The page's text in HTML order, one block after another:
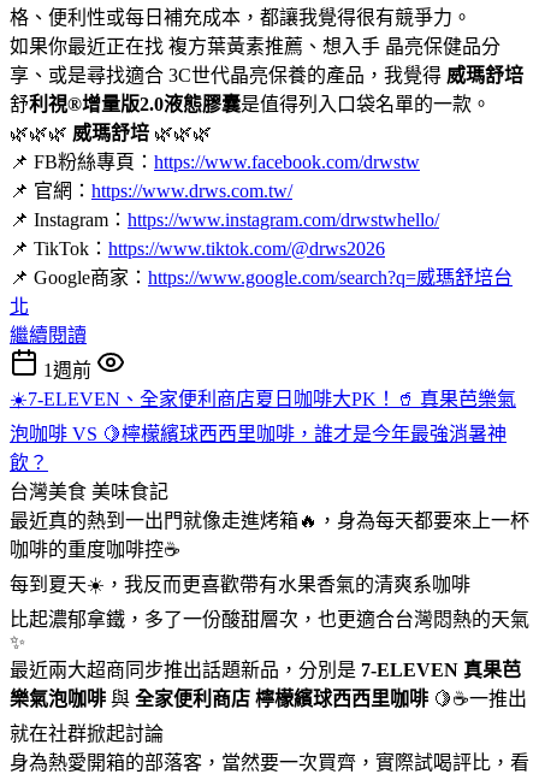
格、便利性或每日補充成本，都讓我覺得很有競爭力。
如果你最近正在找 複方葉黃素推薦、想入手 晶亮保健品分
享、或是尋找適合 3C世代晶亮保養的產品，我覺得 威瑪舒培
舒利視®增量版2.0液態膠囊是值得列入口袋名單的一款。
🌿🌿🌿 威瑪舒培 🌿🌿🌿
📌 FB粉絲專頁： https://www.facebook.com/drwstw
📌 官網： https://www.drws.com.tw/
📌 Instagram： https://www.instagram.com/drwstwhello/
📌 TikTok： https://www.tiktok.com/@drws2026
📌 Google商家： https://www.google.com/search?q=威瑪舒培台
北
繼續閱讀
1週前
☀️7-ELEVEN、全家便利商店夏日咖啡大PK！🥤 真果芭樂氣
泡咖啡 VS 🍋檸檬繽球西西里咖啡，誰才是今年最強消暑神
飲？
台灣美食 美味食記
最近真的熱到一出門就像走進烤箱🔥，身為每天都要來上一杯
咖啡的重度咖啡控☕
每到夏天☀️，我反而更喜歡帶有水果香氣的清爽系咖啡
比起濃郁拿鐵，多了一份酸甜層次，也更適合台灣悶熱的天氣
✨
最近兩大超商同步推出話題新品，分別是 7-ELEVEN 真果芭
樂氣泡咖啡 與 全家便利商店 檸檬繽球西西里咖啡 🍋☕一推出
就在社群掀起討論
身為熱愛開箱的部落客，當然要一次買齊，實際試喝評比，看